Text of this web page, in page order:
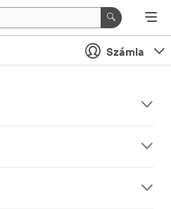
Számla